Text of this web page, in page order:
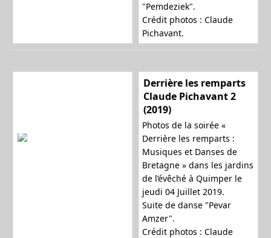
"Pemdeziek".
Crédit photos : Claude
Pichavant.
Derrière les remparts
Claude Pichavant 2
(2019)
Photos de la soirée «
Derrière les remparts :
Musiques et Danses de
Bretagne » dans les jardins
de l’évêché à Quimper le
jeudi 04 Juillet 2019.
Suite de danse "Pevar
Amzer".
Crédit photos : Claude